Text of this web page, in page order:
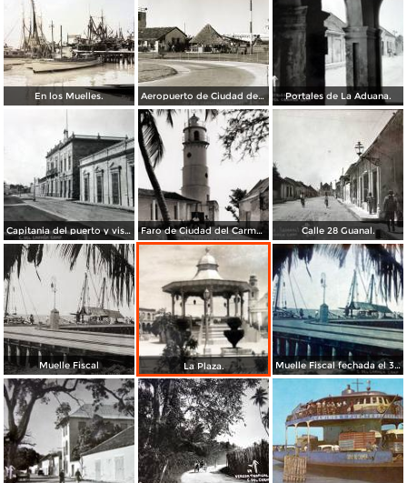
En los Muelles. Aeropuerto de Ciudad del Carmen Portales de La Aduana.
Capitania del puerto y vista al palacio. Faro de Ciudad del Carmen Calle 28 Guanal.
Muelle Fiscal La Plaza. Muelle Fiscal fechada el 3 de Agosto de 1945